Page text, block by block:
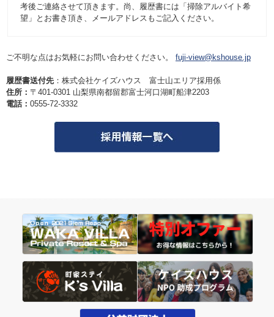
考後ご連絡させて頂きます。尚、履歴書には「掃除アルバイト希
望」とお書き頂き、メールアドレスもご記入ください。
ご不明な点はお気軽にお問い合わせください。 fuji-view@kshouse.jp
履歴書送付先 ： 株式会社ケイズハウス 富士山エリア採用係
住所： 〒 401-0301 山梨県南都留郡富士河口湖町船津2203
電話： 0555-72-3332